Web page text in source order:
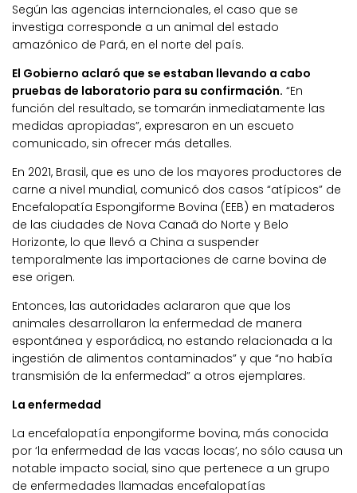
Según las agencias interncionales, el caso que se
investiga corresponde a un animal del estado
amazónico de Pará, en el norte del país.
El Gobierno aclaró que se estaban llevando a cabo
pruebas de laboratorio para su confirmación. “En
función del resultado, se tomarán inmediatamente las
medidas apropiadas”, expresaron en un escueto
comunicado, sin ofrecer más detalles.
En 2021, Brasil, que es uno de los mayores productores de
carne a nivel mundial, comunicó dos casos “atípicos” de
Encefalopatía Espongiforme Bovina (EEB) en mataderos
de las ciudades de Nova Canaã do Norte y Belo
Horizonte, lo que llevó a China a suspender
temporalmente las importaciones de carne bovina de
ese origen.
Entonces, las autoridades aclararon que que los
animales desarrollaron la enfermedad de manera
espontánea y esporádica, no estando relacionada a la
ingestión de alimentos contaminados” y que “no había
transmisión de la enfermedad” a otros ejemplares.
La enfermedad
La encefalopatía enpongiforme bovina, más conocida
por ‘la enfermedad de las vacas locas’, no sólo causa un
notable impacto social, sino que pertenece a un grupo
de enfermedades llamadas encefalopatías